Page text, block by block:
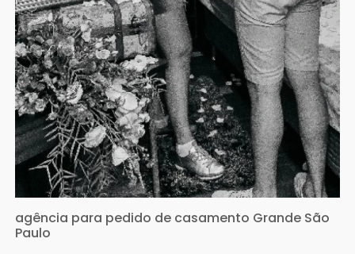
agência para pedido de casamento Grande São
Paulo